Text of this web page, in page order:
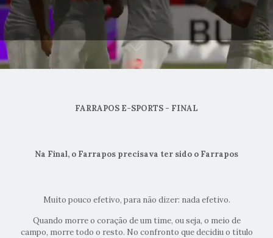
FARRAPOS E-SPORTS - FINAL
Na Final, o Farrapos precisava ter sido o Farrapos
Muito pouco efetivo, para não dizer: nada efetivo.
Quando morre o coração de um time, ou seja, o meio de
campo, morre todo o resto. No confronto que decidiu o título